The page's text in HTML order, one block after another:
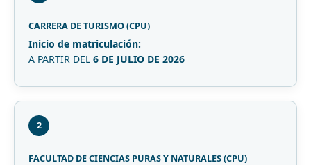
CARRERA DE TURISMO (CPU)
Inicio de matriculación:
A PARTIR DEL 6 DE JULIO DE 2026
2
FACULTAD DE CIENCIAS PURAS Y NATURALES (CPU)